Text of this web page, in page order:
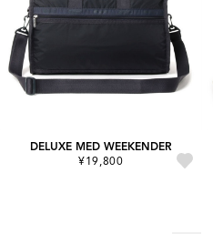
DELUXE MED WEEKENDER
¥19,800